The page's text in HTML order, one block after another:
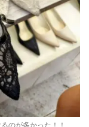
のが多かった！！